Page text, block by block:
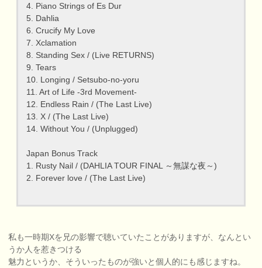
4. Piano Strings of Es Dur
5. Dahlia
6. Crucify My Love
7. Xclamation
8. Standing Sex / (Live RETURNS)
9. Tears
10. Longing / Setsubo-no-yoru
11. Art of Life -3rd Movement-
12. Endless Rain / (The Last Live)
13. X / (The Last Live)
14. Without You / (Unplugged)
Japan Bonus Track
1. Rusty Nail / (DAHLIA TOUR FINAL ～無謀な夜～)
2. Forever love / (The Last Live)
私も一時期Xを兄の影響で聴いていたことがありますが、なんとい
うか人を惹きつける
魅力というか、そういったものが強いと個人的にも感じますね。